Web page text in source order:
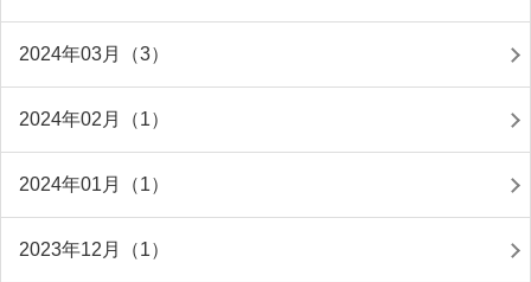
2024年03月（3）
2024年02月（1）
2024年01月（1）
2023年12月（1）